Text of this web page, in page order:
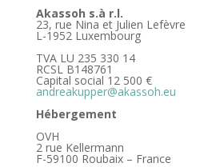
Akassoh s.à r.l.
23, rue Nina et Julien Lefèvre
L-1952 Luxembourg
TVA LU 235 330 14
RCSL B148761
Capital social 12 500 €
andreakupper@akassoh.eu
Hébergement
OVH
2 rue Kellermann
F-59100 Roubaix – France